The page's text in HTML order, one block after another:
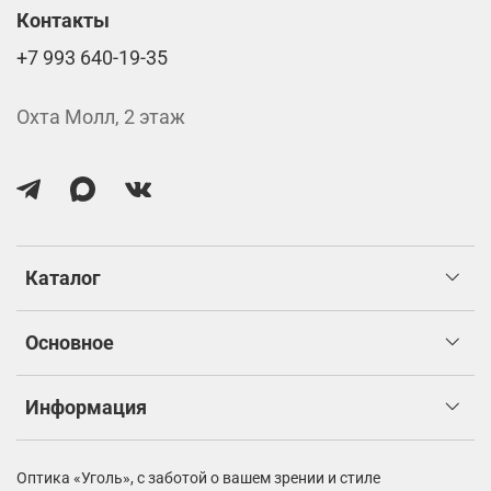
Каталог
Основное
Информация
Контакты
+7 993 640-19-35
Охта Молл, 2 этаж
Оптика «Уголь», с заботой о вашем зрении и стиле